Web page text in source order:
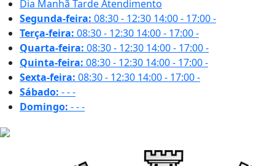
Dia Manhã TardeAtendimento
Segunda-feira: 08:30 - 12:30 14:00 - 17:00-
Terça-feira: 08:30 - 12:30 14:00 - 17:00-
Quarta-feira: 08:30 - 12:30 14:00 - 17:00-
Quinta-feira: 08:30 - 12:30 14:00 - 17:00-
Sexta-feira: 08:30 - 12:30 14:00 - 17:00-
Sábado: ---
Domingo: ---